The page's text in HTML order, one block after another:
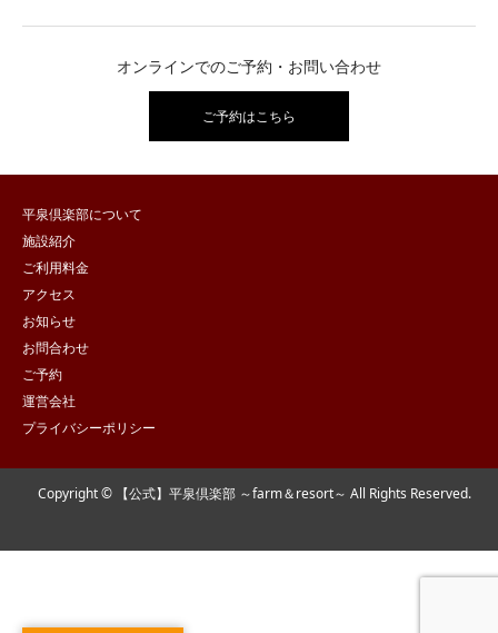
オンラインでのご予約・お問い合わせ
ご予約はこちら
平泉倶楽部について
施設紹介
ご利用料金
アクセス
お知らせ
お問合わせ
ご予約
運営会社
プライバシーポリシー
Copyright © 【公式】平泉倶楽部 ～farm＆resort～ All Rights Reserved.